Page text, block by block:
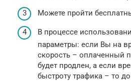
Можете пройти
В процессе
параметры: если Вы на
скорость – оплаченный
будет продлен, а если
быстроту трафика – то